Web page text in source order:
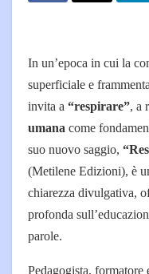
In un’epoca in cui la
superficiale e
invita a “respirare”, a
umana come
suo nuovo saggio,
(Metilene Edizioni), è
chiarezza divulgativa,
profonda
parole.
Pedagogista, formatore